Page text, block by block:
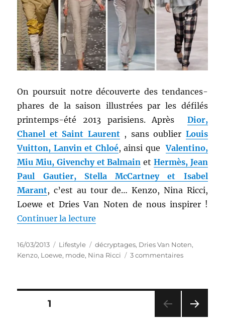
/
Paul
&
Joe
On poursuit notre découverte des tendances-
phares de la saison illustrées par les défilés
printemps-été 2013 parisiens. Après Dior,
Chanel et Saint Laurent, sans oublier Louis
Vuitton, Lanvin et Chloé, ainsi queValentino,
Miu Miu, Givenchy et Balmain et Hermès, Jean
Paul Gautier, Stella McCartney et Isabel
Marant, c’est au tour de… Kenzo, Nina Ricci,
Loewe et Dries Van Noten de nous inspirer !
Continuer la lecture
Publié
le
16/03/2013 Catégories
Lifestyle Étiquettes
décryptages, Dries Van Noten,
Kenzo, Loewe, mode, Nina Ricci 3 commentairessur
Printemps-
Pagination
PAGE1